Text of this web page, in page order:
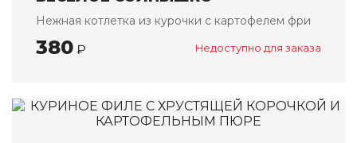
Восточная кухня
Салаты
Первые блюда
Горячие блюда
Нежная котлетка из курочки с картофелем фри
380 ₽ Недоступно для заказа